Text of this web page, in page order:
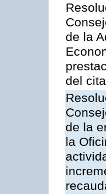
de la
del
de la
la